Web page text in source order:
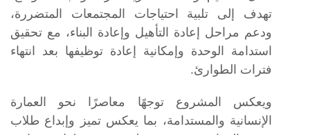
تهدف إلى تلبية احتياجات المجتمعات المتضررة،
ودعم مراحل إعادة التأهيل وإعادة البناء، مع تحقيق
استدامة الوحدة وإمكانية إعادة توظيفها بعد انتهاء
فترات الطوارئ.
ويعكس المشروع توجهًا معاصرًا نحو العمارة
الإنسانية والمستدامة، بما يعكس تميز وإبداع طلاب